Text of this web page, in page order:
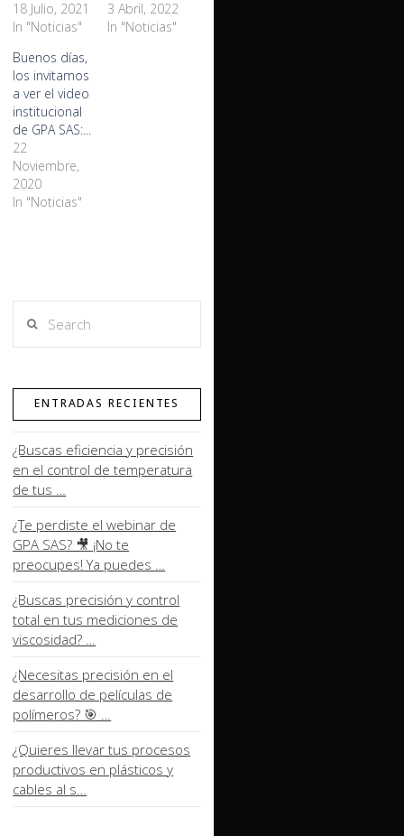
18 Julio, 2021
In "Noticias"
3 Abril, 2022
In "Noticias"
Buenos días,
los invitamos
a ver el video
institucional
de GPA SAS:...
22
Noviembre,
2020
In "Noticias"
ENTRADAS RECIENTES
¿Buscas eficiencia y precisión
en el control de temperatura
de tus …
¿Te perdiste el webinar de
GPA SAS? 🎥 ¡No te
preocupes! Ya puedes …
¿Buscas precisión y control
total en tus mediciones de
viscosidad? …
¿Necesitas precisión en el
desarrollo de películas de
polímeros? 🎯 …
¿Quieres llevar tus procesos
productivos en plásticos y
cables al s…